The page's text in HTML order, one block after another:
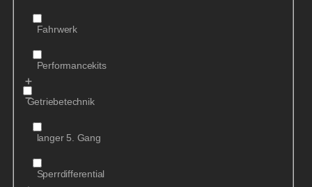
Fahrwerk
Performancekits
Getriebetechnik
langer 5. Gang
Sperrdifferential